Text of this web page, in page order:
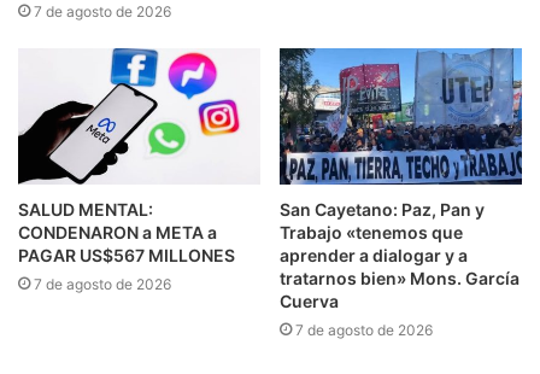
7 de agosto de 2026
SALUD MENTAL:
CONDENARON a META a
PAGAR US$567 MILLONES
7 de agosto de 2026
San Cayetano: Paz, Pan y
Trabajo «tenemos que
aprender a dialogar y a
tratarnos bien» Mons. García
Cuerva
7 de agosto de 2026